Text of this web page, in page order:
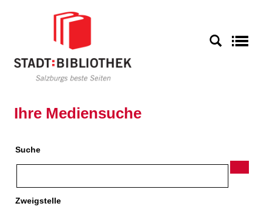
Ihre Mediensuche
Suche
Zweigstelle